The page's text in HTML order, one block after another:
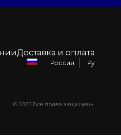
Доставка и оплата
Россия Ру
© 2023 Все права защищены